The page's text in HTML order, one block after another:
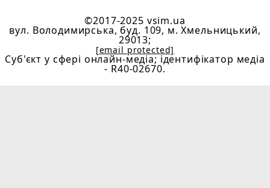
©2017-2025 vsim.ua
вул. Володимирська, буд. 109, м. Хмельницький,
29013;
[email protected]
Cуб'єкт у сфері онлайн-медіа; ідентифікатор медіа
- R40-02670.